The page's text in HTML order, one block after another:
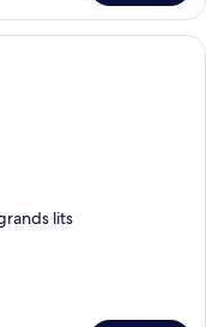
moderne avec un canapé,
lits